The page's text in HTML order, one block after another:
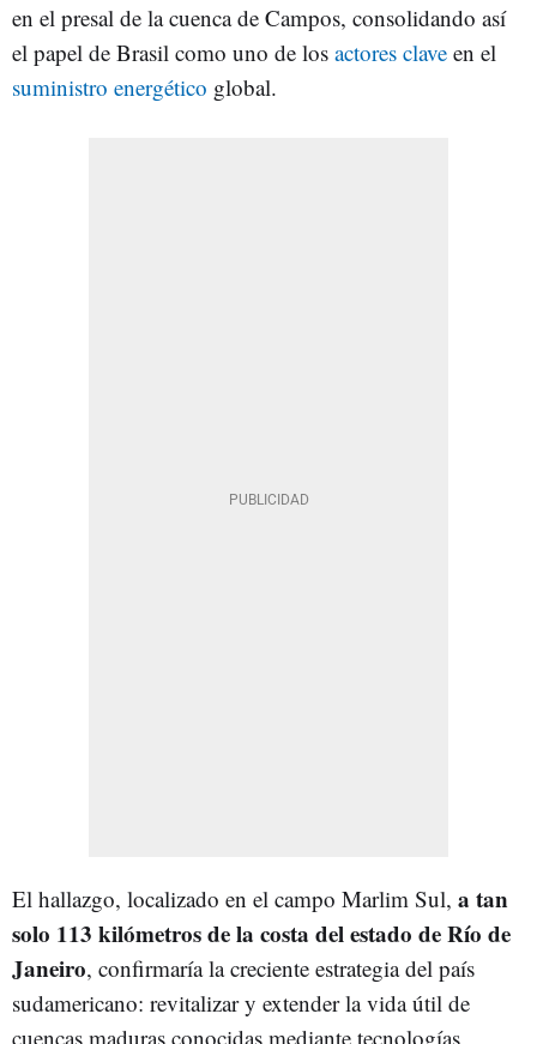
en el presal de la cuenca de Campos, consolidando así
el papel de Brasil como uno de los actores clave en el
suministro energético global.
El hallazgo, localizado en el campo Marlim Sul, a tan
solo 113 kilómetros de la costa del estado de Río de
Janeiro, confirmaría la creciente estrategia del país
sudamericano: revitalizar y extender la vida útil de
cuencas maduras conocidas mediante tecnologías